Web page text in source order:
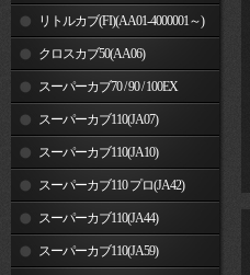
リトルカブ(FI)(AA01-4000001～)
クロスカブ50(AA06)
スーパーカブ70 / 90 / 100EX
スーパーカブ110(JA07)
スーパーカブ110(JA10)
スーパーカブ110 プロ(JA42)
スーパーカブ110(JA44)
スーパーカブ110(JA59)